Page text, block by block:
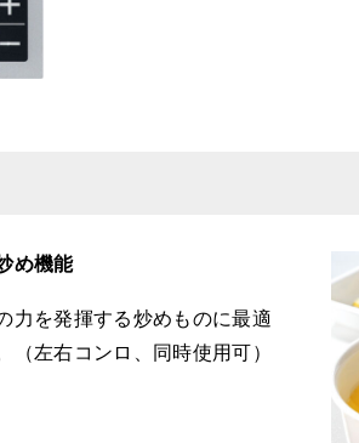
め機能
力を発揮する炒めものに最適
（左右コンロ、同時使用可）